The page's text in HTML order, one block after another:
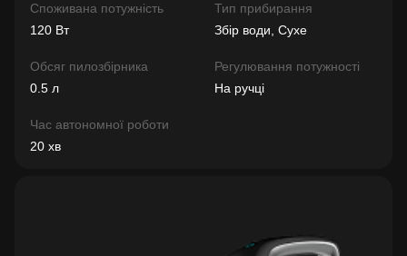
Споживана потужність
120 Вт
Тип прибирання
Збір води, Сухе
Обсяг пилозбірника
0.5 л
Регулювання потужності
На ручці
Час автономної роботи
20 хв